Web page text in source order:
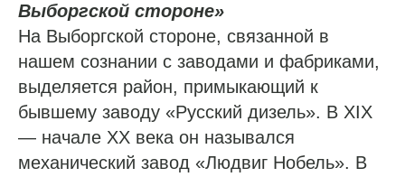
Выборгской стороне»
На Выборгской стороне, связанной в
нашем сознании с заводами и фабриками,
выделяется район, примыкающий к
бывшему заводу «Русский дизель». В XIX
— начале XX века он назывался
механический завод «Людвиг Нобель». В